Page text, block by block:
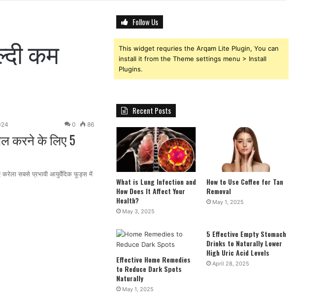
कम
0 86
करने के लिए 5
सबसे प्रभावी आयुर्वेदिक फूड्स में
Follow Us
This widget requries the Arqam Lite Plugin, You can
install it from the Theme settings menu > Install
Plugins.
Recent Posts
What is Lung Infection and
How Does It Affect Your
Health?
May 3, 2025
How to Use Coffee for Tan
Removal
May 1, 2025
Effective Home Remedies
to Reduce Dark Spots
Naturally
May 1, 2025
5 Effective Empty Stomach
Drinks to Naturally Lower
High Uric Acid Levels
April 28, 2025